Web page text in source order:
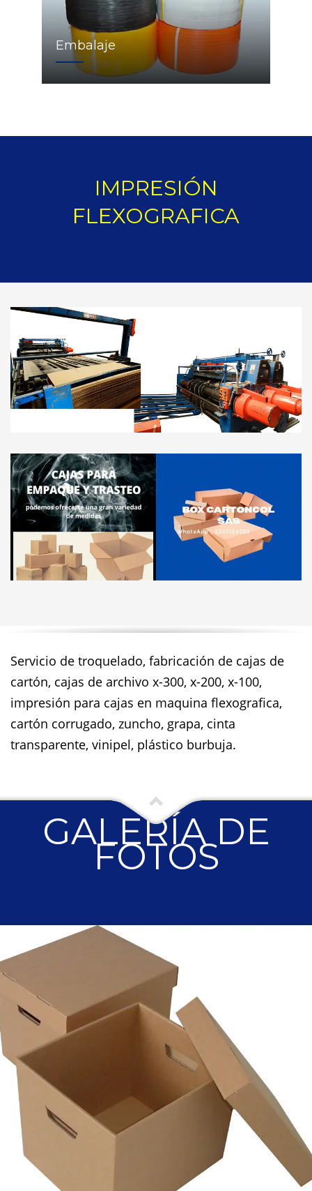
Embalaje
IMPRESIÓN
FLEXOGRAFICA
Servicio de troquelado, fabricación de cajas de
cartón, cajas de archivo x-300, x-200, x-100,
impresión para cajas en maquina flexografica,
cartón corrugado, zuncho, grapa, cinta
transparente, vinipel, plástico burbuja.
GALERÍA DE
FOTOS